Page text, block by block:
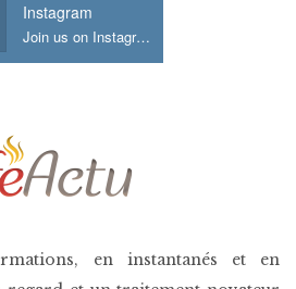
Instagram
Join us on Instagram
en instantanés et en